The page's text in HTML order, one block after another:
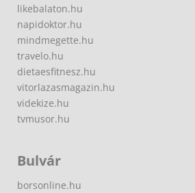
likebalaton.hu
napidoktor.hu
mindmegette.hu
travelo.hu
dietaesfitnesz.hu
vitorlazasmagazin.hu
videkize.hu
tvmusor.hu
Bulvár
borsonline.hu